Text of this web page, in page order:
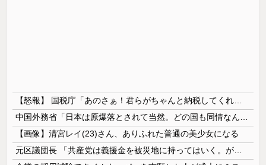
【画像】清宮レイ(23)さん、ありふれた普通の美少女になる